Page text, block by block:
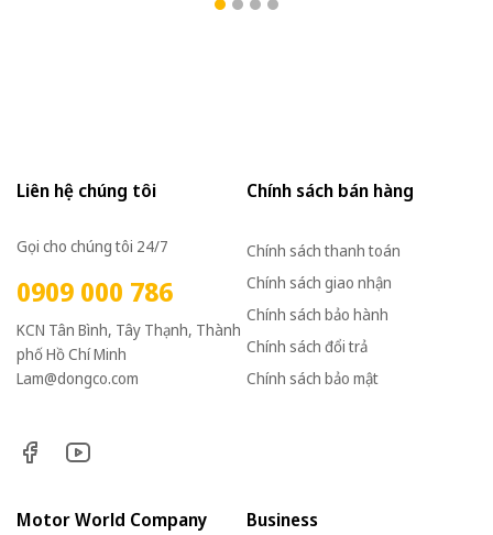
Liên hệ chúng tôi
Gọi cho chúng tôi 24/7
0909 000 786
KCN Tân Bình, Tây Thạnh, Thành
phố Hồ Chí Minh
Lam@dongco.com
Chính sách bán hàng
Chính sách thanh toán
Chính sách giao nhận
Chính sách bảo hành
Chính sách đổi trả
Chính sách bảo mật
Motor World Company Business